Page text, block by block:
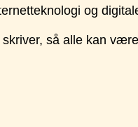
og
skriver, så alle kan